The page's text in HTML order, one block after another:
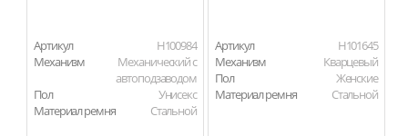
Артикул
H100984
Механизм
Механический с
автоподзаводом
Пол
Унисекс
Материал ремня
Стальной
Артикул
H101645
Механизм
Кварцевый
Пол
Женские
Материал ремня
Стальной